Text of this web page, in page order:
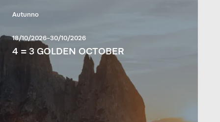
Autunno
18/10/2026-30/10/2026
4 = 3 GOLDEN OCTOBER